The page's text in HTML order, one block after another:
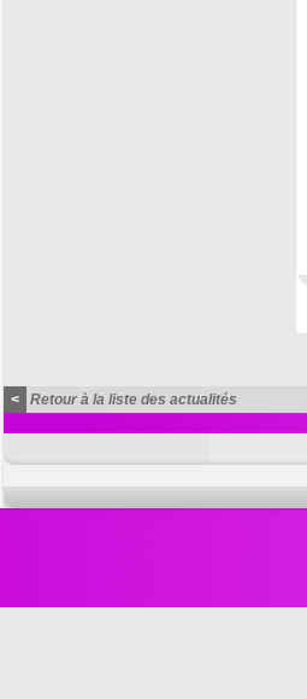
< Retour à la liste des actualités